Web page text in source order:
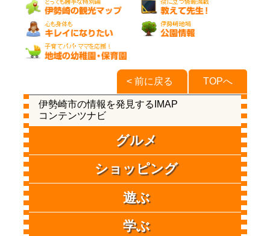
TOPへ
< 前に戻る
伊勢崎市の情報を発見するIMAP
コンテンツナビ
グルメ
ショッピング
遊ぶ
学ぶ